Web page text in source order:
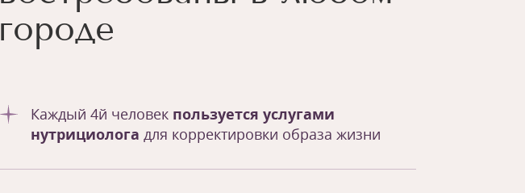
городе
Каждый 4й человек пользуется услугами
нутрициологадля корректировки образа жизни